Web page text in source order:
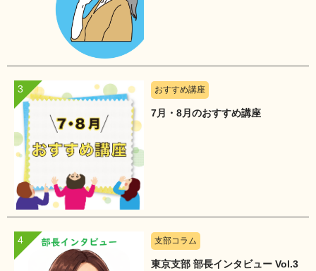
おすすめ講座
7月・8月のおすすめ講座
支部コラム
東京支部 部長インタビュー Vol.3